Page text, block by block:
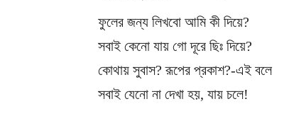
ফুলের জন্য লিখবো আমি কী দিয়ে?
সবাই কেনো যায় গো দূরে ছিঃ দিয়ে?
কোথায় সুবাস? রূপের প্রকাশ?-এই বলে
সবাই যেনো না দেখা হয়, যায় চলে!